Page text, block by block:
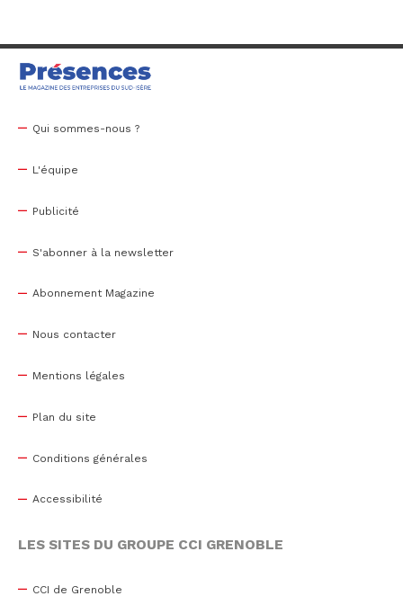
Qui sommes-nous ?
L'équipe
Publicité
S'abonner à la newsletter
Abonnement Magazine
Nous contacter
Mentions légales
Plan du site
Conditions générales
Accessibilité
LES SITES DU GROUPE CCI GRENOBLE
CCI de Grenoble